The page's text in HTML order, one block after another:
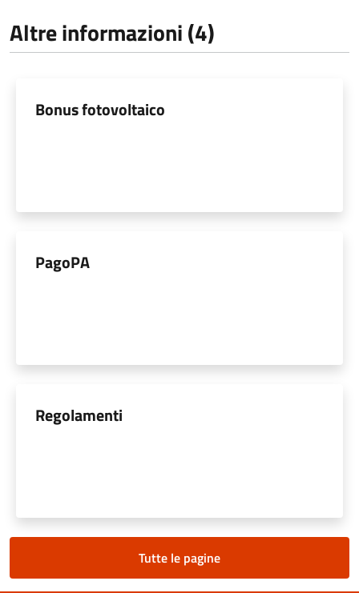
Altre informazioni (4)
Bonus fotovoltaico
PagoPA
Regolamenti
Tutte le pagine